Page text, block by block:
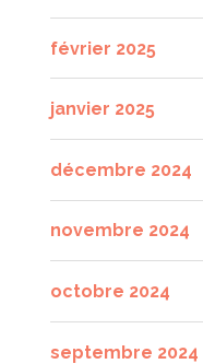
février 2025
janvier 2025
décembre 2024
novembre 2024
octobre 2024
septembre 2024